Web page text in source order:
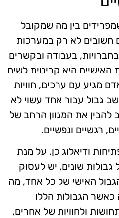
בין מה שמקובל
חשובים לא רק במערכות
בעבודה ובקשרים
האישיים היא קריטית לשיח
מגיע עם ערכים, חוויות
גבול עבור אחד עשוי לא
להבין את המגוון הרחב של
רגשיים ונפשיים.
ודיאלוג כן. על מנת
שונים, יש לעסוק
האישי של כל אחד, מה
כאשר הגבולות הללו
ולחוויות של אחרים,